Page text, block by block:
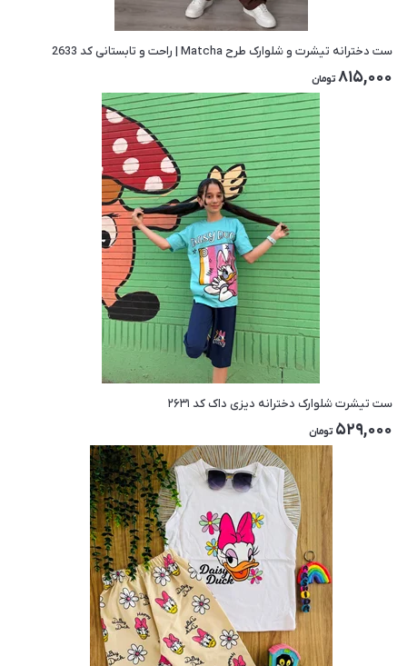
ست دخترانه تیشرت و شلوارک طرح Matcha | راحت و تابستانی کد 2633
815,000 تومان
ست تیشرت شلوارک دخترانه دیزی داک کد ۲۶۳۱
529,000 تومان